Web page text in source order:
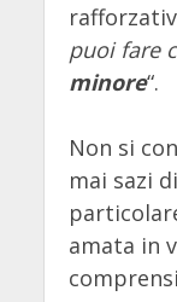
puoi fare
minore“.
Non si
mai sazi
amata in